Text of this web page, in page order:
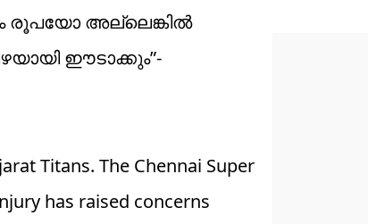
രൂപയോ അല്ലെങ്കിൽ
ഈടാക്കും”-
Titans. The Chennai Super
has raised concerns